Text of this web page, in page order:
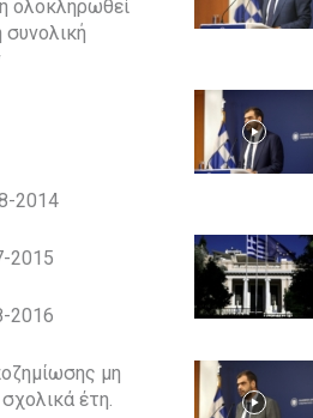
ολοκληρωθεί
2014
2015
2016
μη
έτη.